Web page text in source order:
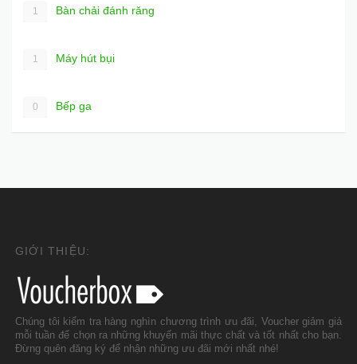
1 Bàn chải đánh răng
1 Máy hút bụi
0 Bếp ga
GIỚI THIỆU:
Chúng tôi kiểm tra hàng nghìn chương trình ưu đãi, Voucher giảm giá
mỗi tuần để chọn ra những khuyến mãi thực chất và tốt nhất cho bạn.
Đừng quên đăng ký để nhận những ưu đãi mới nhất nhé!